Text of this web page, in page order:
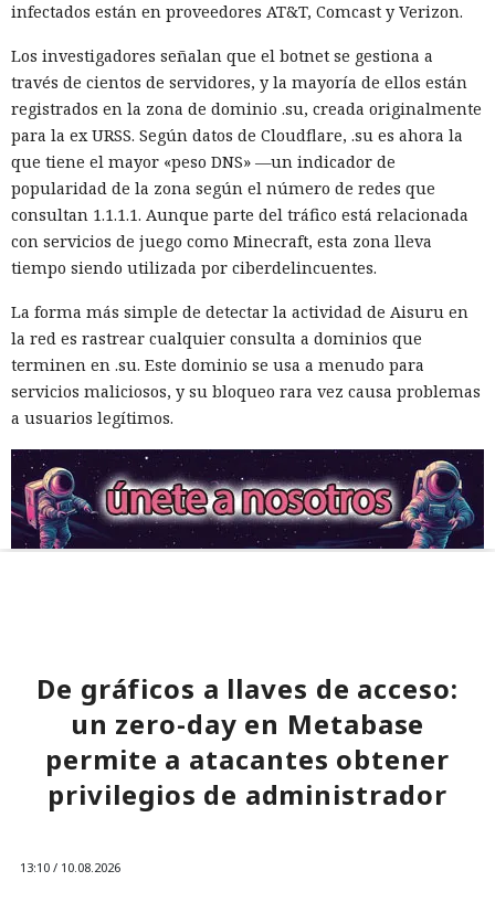
infectados están en proveedores AT&T, Comcast y Verizon.
Los investigadores señalan que el botnet se gestiona a
través de cientos de servidores, y la mayoría de ellos están
registrados en la zona de dominio .su, creada originalmente
para la ex URSS. Según datos de Cloudflare, .su es ahora la
que tiene el mayor «peso DNS» —un indicador de
popularidad de la zona según el número de redes que
consultan 1.1.1.1. Aunque parte del tráfico está relacionada
con servicios de juego como Minecraft, esta zona lleva
tiempo siendo utilizada por ciberdelincuentes.
La forma más simple de detectar la actividad de Aisuru en
la red es rastrear cualquier consulta a dominios que
terminen en .su. Este dominio se usa a menudo para
servicios maliciosos, y su bloqueo rara vez causa problemas
a usuarios legítimos.
De gráficos a llaves de acceso:
un zero-day en Metabase
permite a atacantes obtener
privilegios de administrador
13:10 / 10.08.2026